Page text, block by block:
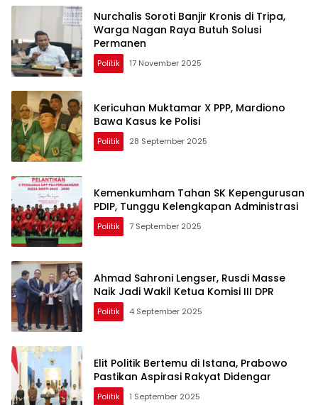
Nurchalis Soroti Banjir Kronis di Tripa,
Warga Nagan Raya Butuh Solusi
Permanen
Politik 17 November 2025
Kericuhan Muktamar X PPP, Mardiono
Bawa Kasus ke Polisi
Politik 28 September 2025
Kemenkumham Tahan SK Kepengurusan
PDIP, Tunggu Kelengkapan Administrasi
Politik 7 September 2025
Ahmad Sahroni Lengser, Rusdi Masse
Naik Jadi Wakil Ketua Komisi III DPR
Politik 4 September 2025
Elit Politik Bertemu di Istana, Prabowo
Pastikan Aspirasi Rakyat Didengar
Politik 1 September 2025